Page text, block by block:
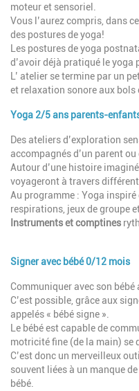
moteur et sensoriel.
Vous l’aurez compris, dans
des postures de yoga!
Les postures de yoga
d’avoir déjà pratiqué le yoga
L’ atelier se termine par un
et relaxation sonore aux
Yoga 2/5 ans parents-
Des ateliers d’exploration
accompagnés d’un parent ou
Autour d’une histoire
voyageront à travers
Au programme : Yoga
respirations, jeux de groupe
Instruments et comptines
Signer avec bébé 0/12 mois
Communiquer avec son bébé
C’est possible, grâce aux
appelés « bébé signe ».
Le bébé est capable de
motricité fine (de la main) se
C’est donc un merveilleux
souvent liées à un manque
bébé.